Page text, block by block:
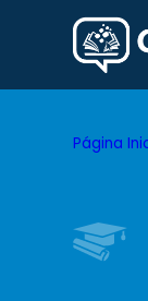
Página